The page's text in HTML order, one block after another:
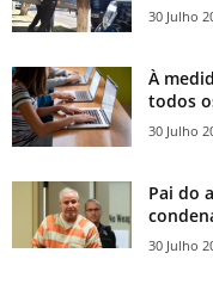
30 Julho
À
todos
30 Julho
Pai do
30 Julho